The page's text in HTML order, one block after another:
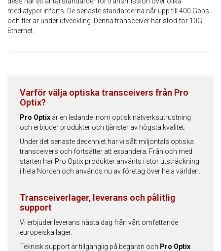
mediatyper införts. De senaste standarderna når upp till 400 Gbps
och fler är under utveckling. Denna transceiver har stöd för 10G
Ethernet.
Varför välja optiska transceivers från Pro
Optix?
Pro Optix är en ledande inom optisk nätverksutrustning
och erbjuder produkter och tjänster av högsta kvalitet.
Under det senaste decenniet har vi sålt miljontals optiska
transceivers och fortsätter att expandera. Från och med
starten har Pro Optix produkter använts i stor utsträckning
i hela Norden och används nu av företag över hela världen.
Transceiverlager, leverans och pålitlig
support
Vi erbjuder leverans nästa dag från vårt omfattande
europeiska lager.
Teknisk support är tillgänglig på begäran och Pro Optix